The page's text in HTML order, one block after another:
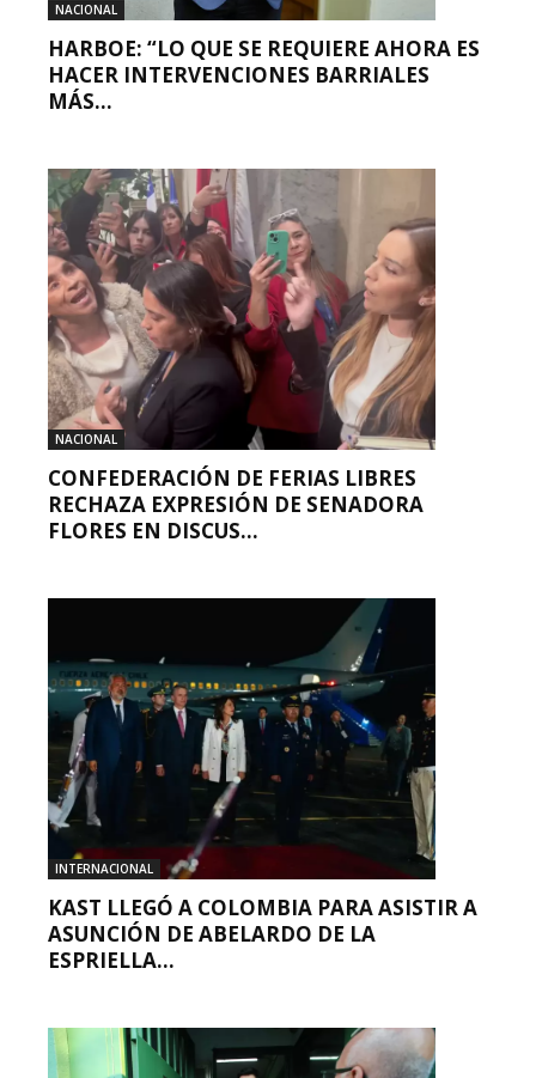
NACIONAL
HARBOE: “LO QUE SE REQUIERE AHORA ES
HACER INTERVENCIONES BARRIALES
MÁS...
NACIONAL
CONFEDERACIÓN DE FERIAS LIBRES
RECHAZA EXPRESIÓN DE SENADORA
FLORES EN DISCUS...
INTERNACIONAL
KAST LLEGÓ A COLOMBIA PARA ASISTIR A
ASUNCIÓN DE ABELARDO DE LA
ESPRIELLA...